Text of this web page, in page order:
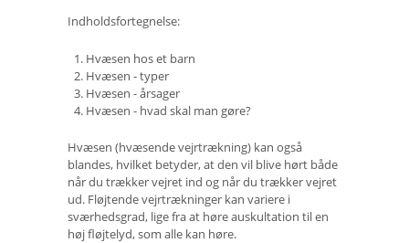
Indholdsfortegnelse:
Hvæsen hos et barn
Hvæsen - typer
Hvæsen - årsager
Hvæsen - hvad skal man gøre?
Hvæsen (hvæsende vejrtrækning) kan også
blandes, hvilket betyder, at den vil blive hørt både
når du trækker vejret ind og når du trækker vejret
ud. Fløjtende vejrtrækninger kan variere i
sværhedsgrad, lige fra at høre auskultation til en
høj fløjtelyd, som alle kan høre.